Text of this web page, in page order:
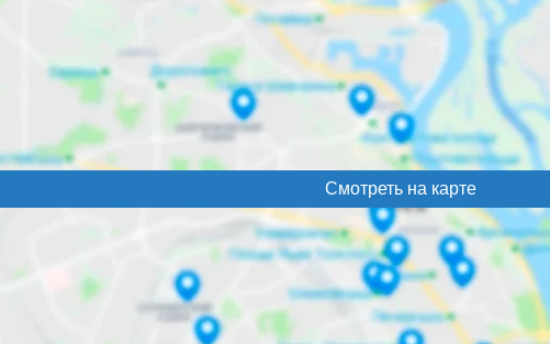
Смотреть на карте